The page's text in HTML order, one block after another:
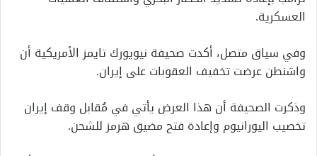
العسكرية.
وفي سياق متصل، أكدت صحيفة نيويورك تايمز الأمريكية أن
واشنطن عرضت تخفيف العقوبات على إيران.
وذكرت الصحيفة أن هذا العرض يأتي في مُقابل وقف إيران
تخصيب اليورانيوم وإعادة فتح مضيق هرمز للشحن.